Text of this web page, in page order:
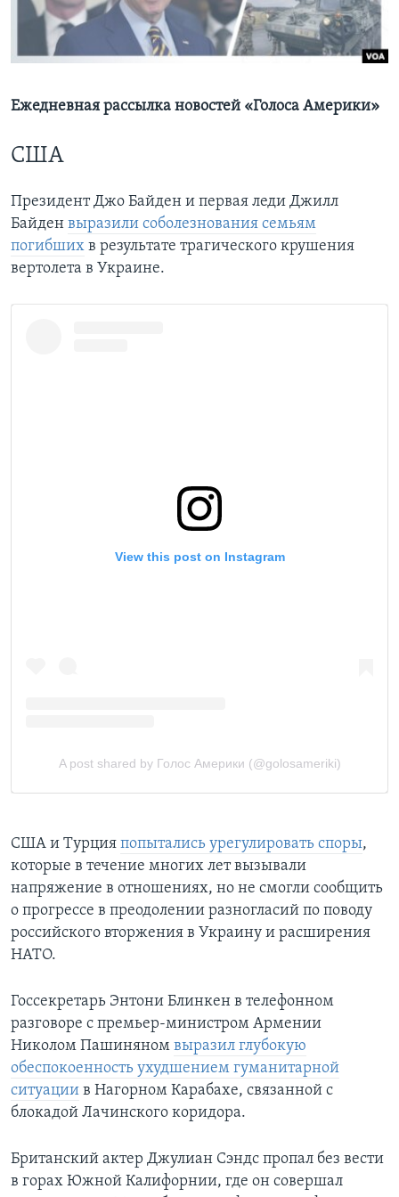
Learning English
Языки
Ежедневная рассылка новостей «Голоса Америки»
США
Президент Джо Байден и первая леди Джилл
Байден выразили соболезнования семьям
погибших в результате трагического крушения
вертолета в Украине.
США и Турция попытались урегулировать споры,
которые в течение многих лет вызывали
напряжение в отношениях, но не смогли сообщить
о прогрессе в преодолении разногласий по поводу
российского вторжения в Украину и расширения
НАТО.
Госсекретарь Энтони Блинкен в телефонном
разговоре с премьер-министром Армении
Николом Пашиняном выразил глубокую
обеспокоенность ухудшением гуманитарной
ситуации в Нагорном Карабахе, связанной с
блокадой Лачинского коридора.
Британский актер Джулиан Сэндс пропал без вести
в горах Южной Калифорнии, где он совершал